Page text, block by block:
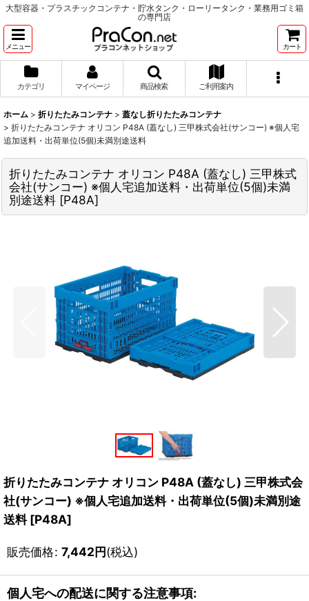
大型容器・プラスチックコンテナ・貯水タンク・ローリータンク・業務用ゴミ箱
の専門店
メニュー カート
カテゴリ マイページ 商品検索 ご利用案内
ホーム > 折りたたみコンテナ > 蓋なし折りたたみコンテナ
> 折りたたみコンテナ オリコン P48A (蓋なし) 三甲株式会社(サンコー) ※個人宅
追加送料・出荷単位(5個)未満別途送料
折りたたみコンテナ オリコン P48A (蓋なし) 三甲株式
会社(サンコー) ※個人宅追加送料・出荷単位(5個)未満
別途送料 [P48A]
折りたたみコンテナ オリコン P48A (蓋なし) 三甲株式会
社(サンコー) ※個人宅追加送料・出荷単位(5個)未満別途
送料 [P48A]
販売価格: 7,442円(税込)
個人宅への配送に関する注意事項: